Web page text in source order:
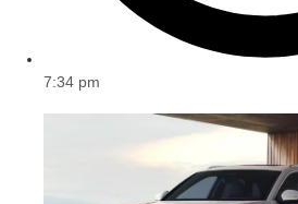
7:34 pm